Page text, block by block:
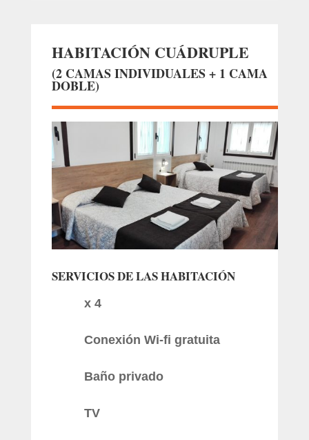
HABITACIÓN CUÁDRUPLE
(2 CAMAS INDIVIDUALES + 1 CAMA
DOBLE)
SERVICIOS DE LAS HABITACIÓN
x 4
Conexión Wi-fi gratuita
Baño privado
TV